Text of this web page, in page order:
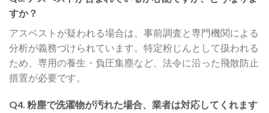
すか？
アスベストが疑われる場合は、事前調査と専門機関による
分析が義務づけられています。特定粉じんとして扱われる
ため、専用の養生・負圧集塵など、法令に沿った飛散防止
措置が必要です。
Q4. 粉塵で洗濯物が汚れた場合、業者は対応してくれます